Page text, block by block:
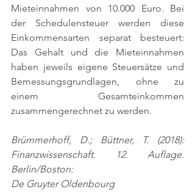
Mieteinnahmen von 10.000 Euro. Bei
der Schedulensteuer werden diese
Einkommensarten separat besteuert:
Das Gehalt und die Mieteinnahmen
haben jeweils eigene Steuersätze und
Bemessungsgrundlagen, ohne zu
einem Gesamteinkommen
zusammengerechnet zu werden.
Brümmerhoff, D.; Büttner, T. (2018):
Finanzwissenschaft. 12. Auflage.
Berlin/Boston:
De Gruyter Oldenbourg